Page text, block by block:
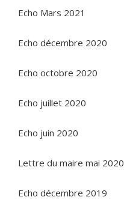
Echo Mars 2021
Echo décembre 2020
Echo octobre 2020
Echo juillet 2020
Echo juin 2020
Lettre du maire mai 2020
Echo décembre 2019